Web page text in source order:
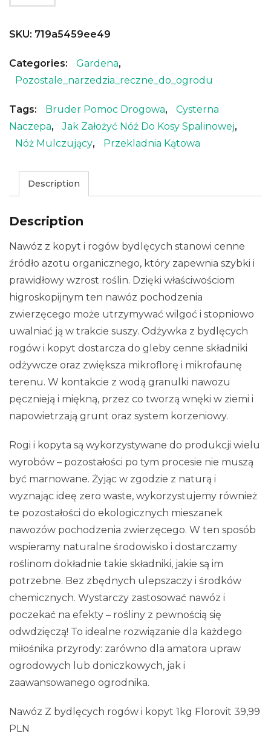
SKU: 719a5459ee49
Categories: Gardena,
Pozostale_narzedzia_reczne_do_ogrodu
Tags: Bruder Pomoc Drogowa,
Cysterna
Naczepa, Jak Założyć Nóż Do Kosy Spalinowej,
Nóż Mulczujący, Przekladnia Kątowa
Description
Description
Nawóz z kopyt i rogów bydlęcych stanowi cenne
źródło azotu organicznego, który zapewnia szybki i
prawidłowy wzrost roślin. Dzięki właściwościom
higroskopijnym ten nawóz pochodzenia
zwierzęcego może utrzymywać wilgoć i stopniowo
uwalniać ją w trakcie suszy. Odżywka z bydlęcych
rogów i kopyt dostarcza do gleby cenne składniki
odżywcze oraz zwiększa mikroflorę i mikrofaunę
terenu. W kontakcie z wodą granulki nawozu
pęcznieją i miękną, przez co tworzą wnęki w ziemi i
napowietrzają grunt oraz system korzeniowy.
Rogi i kopyta są wykorzystywane do produkcji wielu
wyrobów – pozostałości po tym procesie nie muszą
być marnowane. Żyjąc w zgodzie z naturą i
wyznając ideę zero waste, wykorzystujemy również
te pozostałości do ekologicznych mieszanek
nawozów pochodzenia zwierzęcego. W ten sposób
wspieramy naturalne środowisko i dostarczamy
roślinom dokładnie takie składniki, jakie są im
potrzebne. Bez zbędnych ulepszaczy i środków
chemicznych. Wystarczy zastosować nawóz i
poczekać na efekty – rośliny z pewnością się
odwdzięczą! To idealne rozwiązanie dla każdego
miłośnika przyrody: zarówno dla amatora upraw
ogrodowych lub doniczkowych, jak i
zaawansowanego ogrodnika.
Nawóz Z bydlęcych rogów i kopyt 1kg Florovit 39,99
PLN